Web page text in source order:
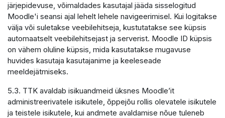
järjepidevuse, võimaldades kasutajal jääda sisselogitud
Moodle'i seansi ajal lehelt lehele navigeerimisel. Kui logitakse
välja või suletakse veebilehitseja, kustutatakse see küpsis
automaatselt veebilehitsejast ja serverist. Moodle ID küpsis
on vähem oluline küpsis, mida kasutatakse mugavuse
huvides kasutaja kasutajanime ja keeleseade
meeldejätmiseks.
5.3. TTK avaldab isikuandmeid üksnes Moodle’it
administreerivatele isikutele, õppejõu rollis olevatele isikutele
ja teistele isikutele, kui andmete avaldamise nõue tuleneb